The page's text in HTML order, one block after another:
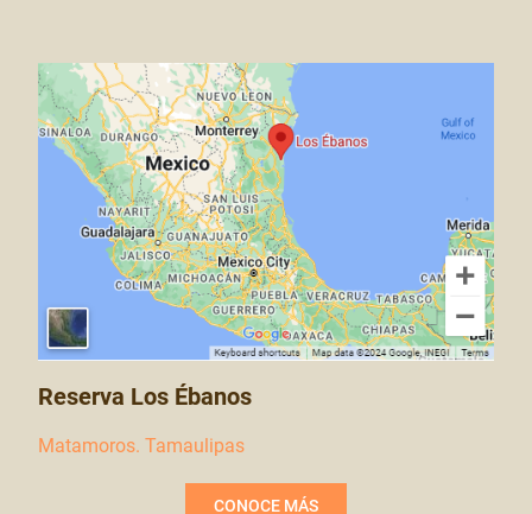
Reserva Los Ébanos
Matamoros. Tamaulipas
CONOCE MÁS